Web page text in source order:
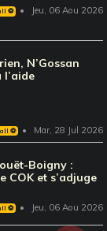
⚽️ Jeu, 06 Aou 2026
N’Gossan
⚽️ Mar, 28 Jul 2026
Boigny :
COK et s’adjuge
⚽️ Jeu, 06 Aou 2026